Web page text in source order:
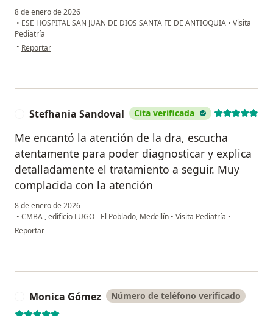
8 de enero de 2026
• ESE HOSPITAL SAN JUAN DE DIOS SANTA FE DE ANTIOQUIA • Visita
Pediatría
• en opinión del usuario Cindy ortiz
Reportar
Stefhania Sandoval Cita verificada
Me encantó la atención de la dra, escucha
atentamente para poder diagnosticar y explica
detalladamente el tratamiento a seguir. Muy
complacida con la atención
8 de enero de 2026
• CMBA , edificio LUGO - El Poblado, Medellín • Visita Pediatría •
en opinión del usuario Stefhania Sandoval
Reportar
Monica Gómez Número de teléfono verificado